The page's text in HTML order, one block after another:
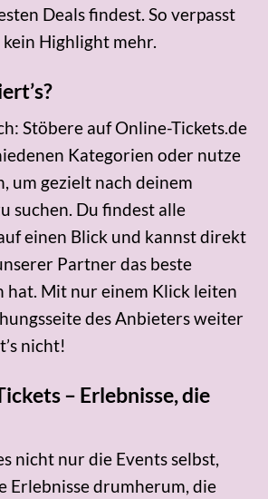
Deals findest. So verpasst
Highlight mehr.
Stöbere auf Online-Tickets.de
Kategorien oder nutze
um gezielt nach deinem
suchen. Du findest alle
einen Blick und kannst direkt
Partner das beste
hat. Mit nur einem Klick leiten
des Anbieters weiter
nicht!
– Erlebnisse, die
nicht nur die Events selbst,
Erlebnisse drumherum, die